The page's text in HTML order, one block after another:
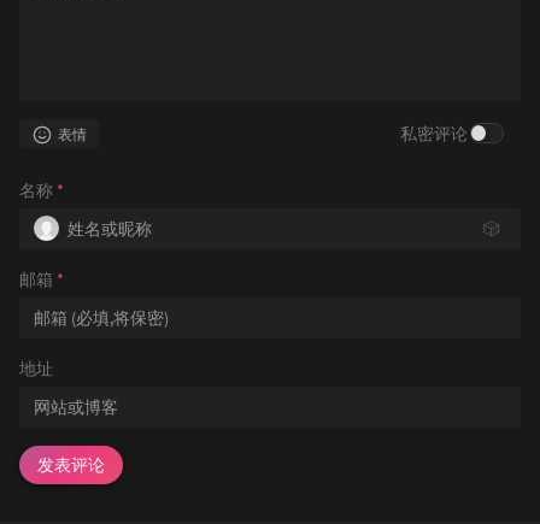
表情 私密评论
名称 *
🎲
邮箱 *
地址
发表评论